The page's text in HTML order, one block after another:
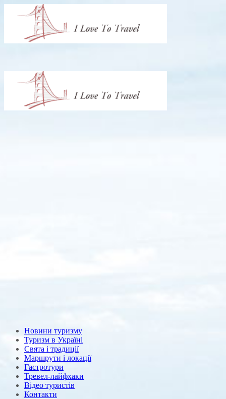
Новини туризму
Туризм в Україні
Свята і традиції
Маршрути і локації
Гастротури
Тревел-лайфхаки
Відео туристів
Контакти